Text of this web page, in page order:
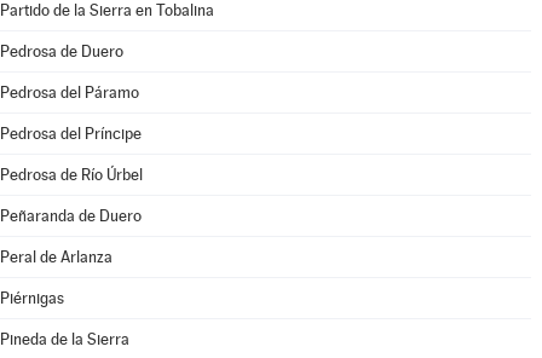
Partido de la Sierra en Tobalina
Pedrosa de Duero
Pedrosa del Páramo
Pedrosa del Príncipe
Pedrosa de Río Úrbel
Peñaranda de Duero
Peral de Arlanza
Piérnigas
Pineda de la Sierra